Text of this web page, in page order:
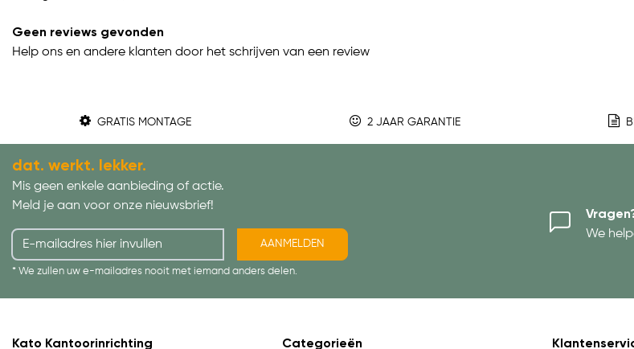
Geen reviews gevonden
Help ons en andere klanten door het schrijven van een review
GRATIS MONTAGE 2 JAAR GARANTIE
dat. werkt. lekker.
Mis geen enkele aanbieding of actie.
Meld je aan voor onze nieuwsbrief!
AANMELDEN
* We zullen uw e-mailadres nooit met iemand anders delen.
We
Kato Kantoorinrichting Categorieën